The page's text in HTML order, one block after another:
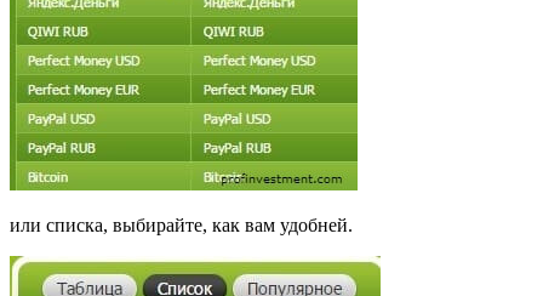
или списка, выбирайте, как вам удобней.